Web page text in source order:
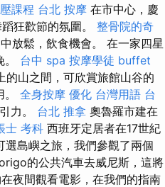
課程 台北 按摩 在市中心，慶
狂歡節的氛圍。 整骨院的奇
放鬆，飲食機會。 在一家四星
台中 spa 按摩學徒 buffet
山之間，可欣賞旅館山谷的
全身按摩 優化 台灣用語 台
力。 台北 推拿 奧魯羅市建在
士 考科 西班牙定居者在17世紀
島嶼之旅，我們參觀了兩個
的公共汽車去威尼斯，這將
夜間觀看電影，在我們的指南